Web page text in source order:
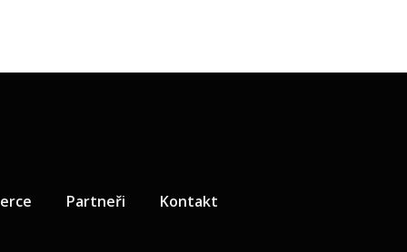
Partneři Kontakt